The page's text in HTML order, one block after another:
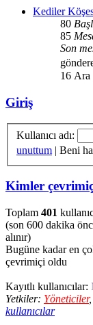
Kediler
80
85
Son
16 Ara
Giriş
Kullanıcı adı:
unuttum | Beni
Kimler
Toplam 401
(son 600 dakika
alınır)
Bugüne kadar en
çevrimiçi oldu
Kayıtlı kullanıcılar:
Yetkiler: Yöneticiler,
kullanıcılar